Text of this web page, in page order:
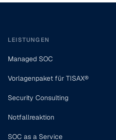
LEISTUNGEN
Managed SOC
Vorlagenpaket für TISAX®
Security Consulting
Notfallreaktion
SOC as a Service